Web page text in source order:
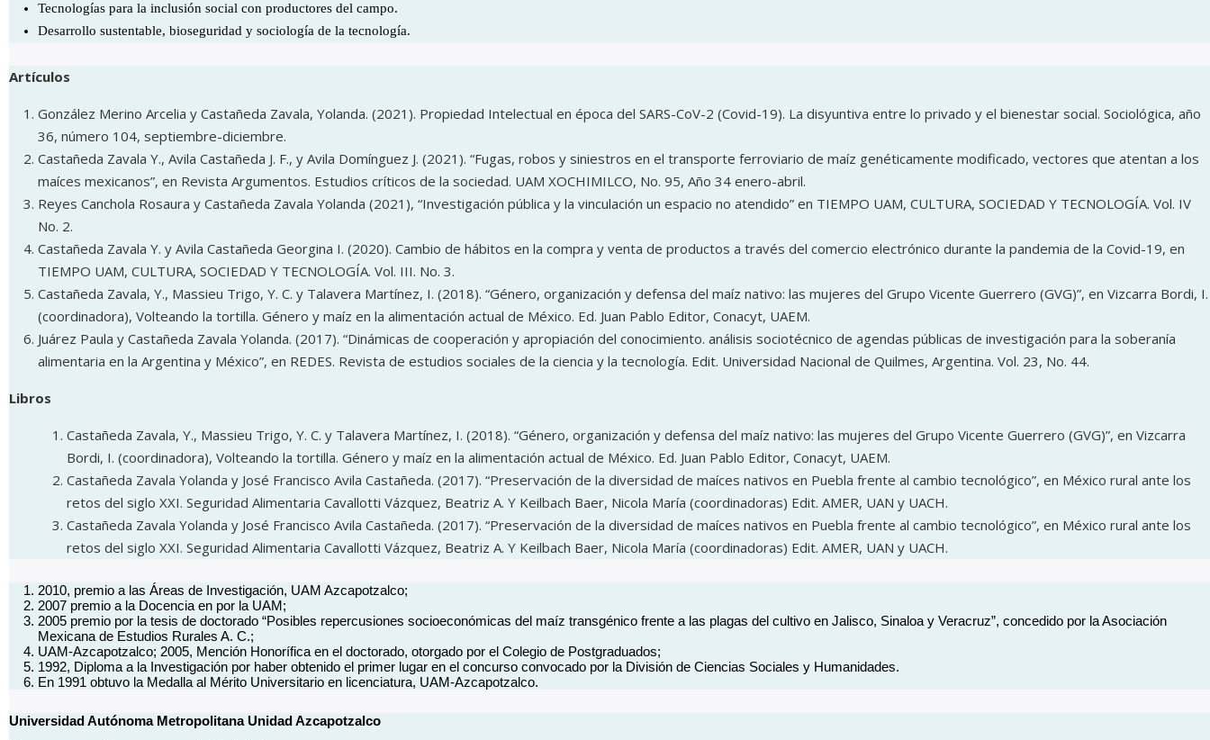
Tecnologías para la inclusión social con productores del campo.
Desarrollo sustentable, bioseguridad y sociología de la tecnología.
Artículos
González Merino Arcelia y Castañeda Zavala, Yolanda. (2021). Propiedad Intelectual en época del SARS-CoV-2 (Covid-19). La disyuntiva entre lo privado y el bienestar social. Sociológica, año
36, número 104, septiembre-diciembre.
Castañeda Zavala Y., Avila Castañeda J. F., y Avila Domínguez J. (2021). “Fugas, robos y siniestros en el transporte ferroviario de maíz genéticamente modificado, vectores que atentan a los
maíces mexicanos”, en Revista Argumentos. Estudios críticos de la sociedad. UAM XOCHIMILCO, No. 95, Año 34 enero-abril.
Reyes Canchola Rosaura y Castañeda Zavala Yolanda (2021), “Investigación pública y la vinculación un espacio no atendido” en TIEMPO UAM, CULTURA, SOCIEDAD Y TECNOLOGÍA. Vol. IV
No. 2.
Castañeda Zavala Y. y Avila Castañeda Georgina I. (2020). Cambio de hábitos en la compra y venta de productos a través del comercio electrónico durante la pandemia de la Covid-19, en
TIEMPO UAM, CULTURA, SOCIEDAD Y TECNOLOGÍA. Vol. III. No. 3.
Castañeda Zavala, Y., Massieu Trigo, Y. C. y Talavera Martínez, I. (2018). “Género, organización y defensa del maíz nativo: las mujeres del Grupo Vicente Guerrero (GVG)”, en Vizcarra Bordi, I.
(coordinadora), Volteando la tortilla. Género y maíz en la alimentación actual de México. Ed. Juan Pablo Editor, Conacyt, UAEM.
Juárez Paula y Castañeda Zavala Yolanda. (2017). “Dinámicas de cooperación y apropiación del conocimiento. análisis sociotécnico de agendas públicas de investigación para la soberanía
alimentaria en la Argentina y México”, en REDES. Revista de estudios sociales de la ciencia y la tecnología. Edit. Universidad Nacional de Quilmes, Argentina. Vol. 23, No. 44.
Libros
Castañeda Zavala, Y., Massieu Trigo, Y. C. y Talavera Martínez, I. (2018). “Género, organización y defensa del maíz nativo: las mujeres del Grupo Vicente Guerrero (GVG)”, en Vizcarra
Bordi, I. (coordinadora), Volteando la tortilla. Género y maíz en la alimentación actual de México. Ed. Juan Pablo Editor, Conacyt, UAEM.
Castañeda Zavala Yolanda y José Francisco Avila Castañeda. (2017). “Preservación de la diversidad de maíces nativos en Puebla frente al cambio tecnológico”, en México rural ante los
retos del siglo XXI. Seguridad Alimentaria Cavallotti Vázquez, Beatriz A. Y Keilbach Baer, Nicola María (coordinadoras) Edit. AMER, UAN y UACH.
Castañeda Zavala Yolanda y José Francisco Avila Castañeda. (2017). “Preservación de la diversidad de maíces nativos en Puebla frente al cambio tecnológico”, en México rural ante los
retos del siglo XXI. Seguridad Alimentaria Cavallotti Vázquez, Beatriz A. Y Keilbach Baer, Nicola María (coordinadoras) Edit. AMER, UAN y UACH.
2010, premio a las Áreas de Investigación, UAM Azcapotzalco;
2007 premio a la Docencia en por la UAM;
2005 premio por la tesis de doctorado “Posibles repercusiones socioeconómicas del maíz transgénico frente a las plagas del cultivo en Jalisco, Sinaloa y Veracruz”, concedido por la Asociación
Mexicana de Estudios Rurales A. C.;
UAM-Azcapotzalco; 2005, Mención Honorífica en el doctorado, otorgado por el Colegio de Postgraduados;
1992, Diploma a la Investigación por haber obtenido el primer lugar en el concurso convocado por la División de Ciencias Sociales y Humanidades.
En 1991 obtuvo la Medalla al Mérito Universitario en licenciatura, UAM-Azcapotzalco.
Universidad Autónoma Metropolitana Unidad Azcapotzalco